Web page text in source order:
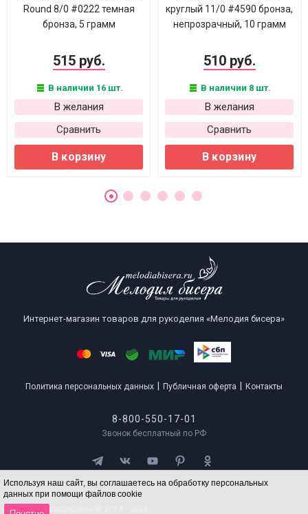
Используя наш сайт, вы соглашаетесь на обработку персональных
данных при помощи файлов cookie
Round 8/0 #0222 темная
бронза, 5 грамм
515 руб.
В наличии 16 шт.
В желания
Сравнить
В корзину
круглый 11/0 #4590 бронза,
непрозрачный, 10 грамм
510 руб.
В наличии 8 шт.
В желания
Сравнить
В корзину
Интернет-магазин товаров для рукоделия «Мелодия бисера»
Политика персональных данных Публичная оферта Контакты
8-800-550-17-01
Звонок бесплатный по РФ
Все права защищены © 2014 - 2026